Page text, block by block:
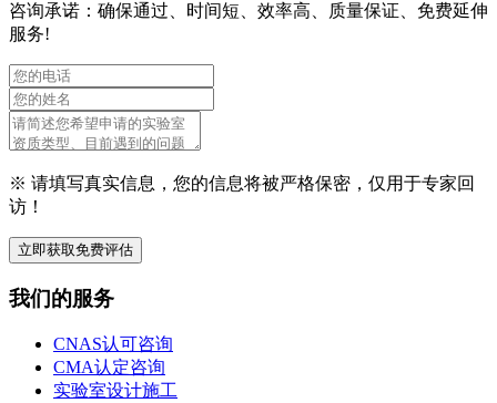
咨询承诺：确保通过、时间短、效率高、质量保证、免费延伸
服务!
※ 请填写真实信息，您的信息将被严格保密，仅用于专家回
访！
立即获取免费评估
我们的服务
CNAS认可咨询
CMA认定咨询
实验室设计施工